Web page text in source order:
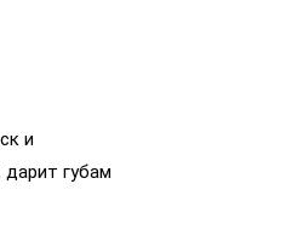
и
дарит губам